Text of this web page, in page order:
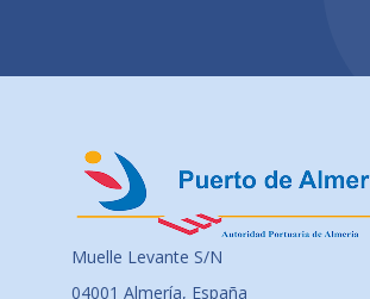
Muelle Levante S/N
04001 Almería, España